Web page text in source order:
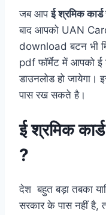
जब आपई श्रमिक कार्ड
बाद आपको UAN
download बटन भी
pdf फॉर्मेट में आपको ई
डाउनलोड हो
पास रख सकते है।
ई श्रमिक
?
देश बहुत बड़ा तबका
सरकार के पास नहीं है,